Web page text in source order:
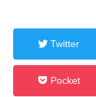
Twitter
Pocket